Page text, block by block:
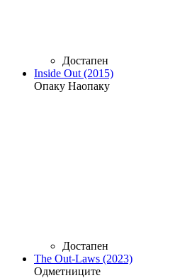
Достапен
Inside Out (2015)
Опаку Наопаку
Достапен
The Out-Laws (2023)
Одметниците